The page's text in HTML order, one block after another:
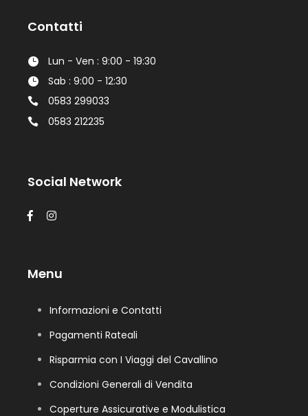
Contatti
Lun - Ven : 9:00 - 19:30
Sab : 9:00 - 12:30
0583 299033
0583 212235
Social Network
Menu
Informazioni e Contatti
Pagamenti Rateali
Risparmia con I Viaggi del Cavallino
Condizioni Generali di Vendita
Coperture Assicurative e Modulistica